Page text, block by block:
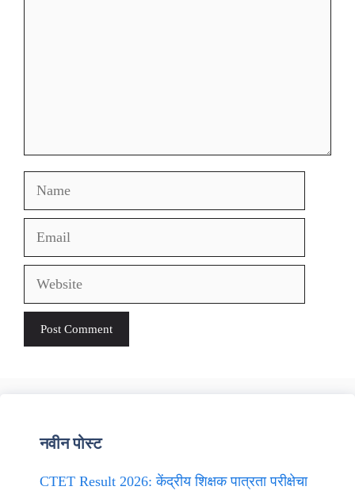
Name
Email
Website
नवीन पोस्ट
CTET Result 2026: केंद्रीय शिक्षक पात्रता परीक्षेचा